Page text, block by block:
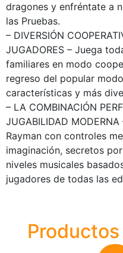
dragones y enfréntate a
las Pruebas.
– DIVERSIÓN
JUGADORES – Juega
familiares en modo
regreso del popular
características y más
– LA COMBINACIÓN
JUGABILIDAD
Rayman con controles
imaginación, secretos
niveles musicales
jugadores de todas las